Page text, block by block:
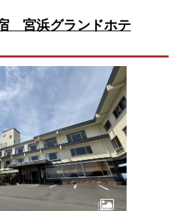
宮浜グランドホテ